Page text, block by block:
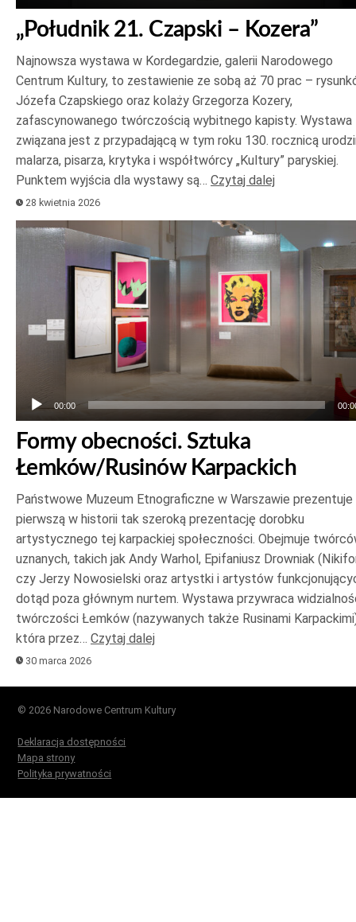
„Południk 21. Czapski – Kozera”
Najnowsza wystawa w Kordegardzie, galerii Narodowego
Centrum Kultury, to zestawienie ze sobą aż 70 prac –
Józefa Czapskiego oraz kolaży Grzegorza Kozery,
zafascynowanego twórczością wybitnego kapisty. Wystawa
związana jest z przypadającą w tym roku 130. rocznicą
malarza, pisarza, krytyka i współtwórcy „Kultury” paryskiej.
Punktem wyjścia dla wystawy są… Czytaj dalej
28 kwietnia 2026
Odtwarzacz
dźwiękowych
00:00
Formy obecności. Sztuka
Łemków/Rusinów Karpackich
Państwowe Muzeum Etnograficzne w Warszawie prezentuje
pierwszą w historii tak szeroką prezentację dorobku
artystycznego tej karpackiej społeczności. Obejmuje
uznanych, takich jak Andy Warhol, Epifaniusz Drowniak
czy Jerzy Nowosielski oraz artystki i artystów
dotąd poza głównym nurtem. Wystawa przywraca
twórczości Łemków (nazywanych także Rusinami
która przez… Czytaj dalej
30 marca 2026
© 2026 Narodowe Centrum Kultury
Deklaracja dostępności
Mapa strony
Polityka prywatności